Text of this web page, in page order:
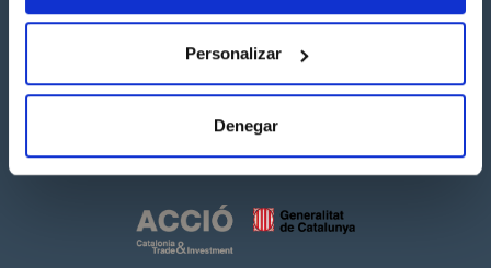
Personalizar
Denegar
Síguenos: